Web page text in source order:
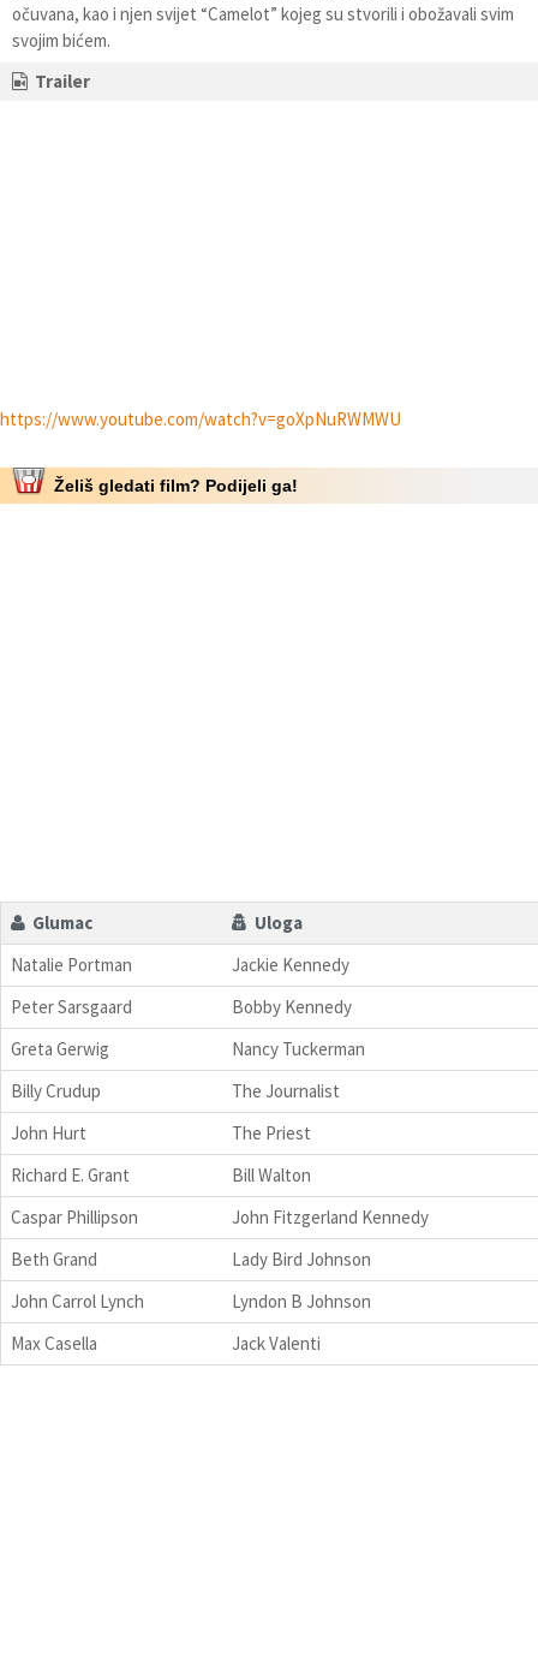
očuvana, kao i njen svijet “Camelot” kojeg su stvorili i obožavali svim
svojim bićem.
Trailer
https://www.youtube.com/watch?v=goXpNuRWMWU
Želiš gledati film? Podijeli ga!
Glumac
Uloga
Natalie Portman
Jackie Kennedy
Peter Sarsgaard
Bobby Kennedy
Greta Gerwig
Nancy Tuckerman
Billy Crudup
The Journalist
John Hurt
The Priest
Richard E. Grant
Bill Walton
Caspar Phillipson
John Fitzgerland Kennedy
Beth Grand
Lady Bird Johnson
John Carrol Lynch
Lyndon B Johnson
Max Casella
Jack Valenti